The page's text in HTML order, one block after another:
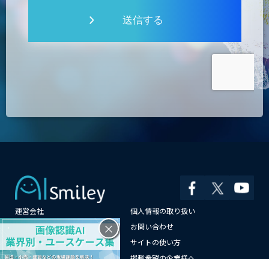
送信する
運営会社
個人情報の取り扱い
よくある質問
お問い合わせ
メールマガジン登録
サイトの使い方
×